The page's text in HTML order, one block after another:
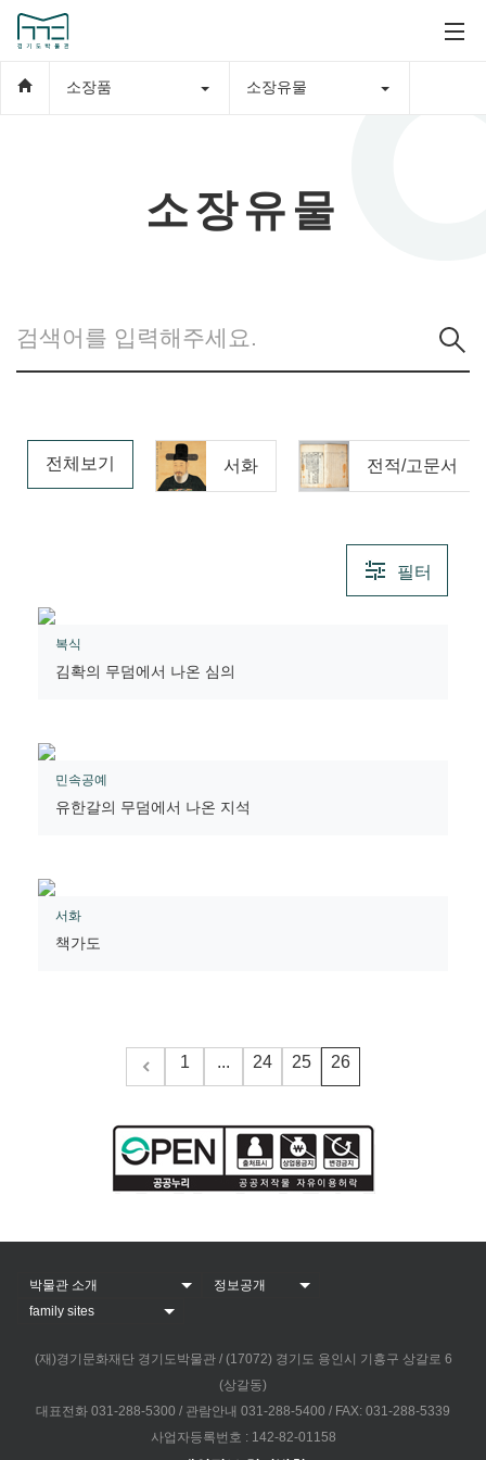
소장품 소장유물
소장유물
전체보기 서화 전적/고문서
필터
복식
김확의 무덤에서 나온 심의
민속공예
유한갈의 무덤에서 나온 지석
서화
책가도
1 ... 24 25 26
(재)경기문화재단 경기도박물관 / (17072) 경기도 용인시 기흥구 상갈로 6
(상갈동)
대표전화 031-288-5300 / 관람안내 031-288-5400 / FAX: 031-288-5339
사업자등록번호 : 142-82-01158